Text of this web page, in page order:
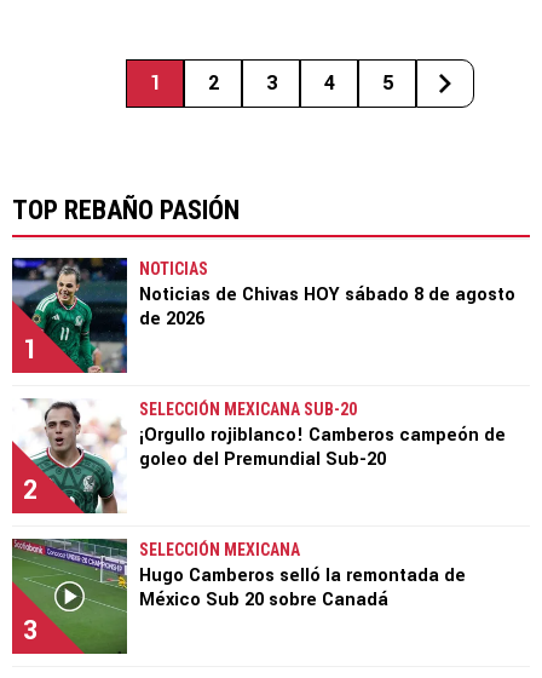
1 2 3 4 5
TOP REBAÑO PASIÓN
1
NOTICIAS
Noticias de Chivas HOY sábado 8 de agosto
de 2026
2
SELECCIÓN MEXICANA SUB-20
¡Orgullo rojiblanco! Camberos campeón de
goleo del Premundial Sub-20
3
SELECCIÓN MEXICANA
Hugo Camberos selló la remontada de
México Sub 20 sobre Canadá